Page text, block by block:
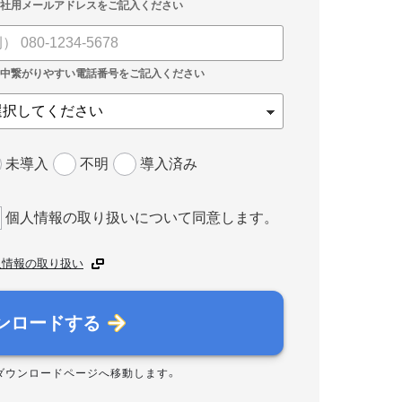
未導入 不明 導入済み
個人情報の取り扱いについて同意します。
報の取り扱い
ロードする
ウンロードページへ移動します。